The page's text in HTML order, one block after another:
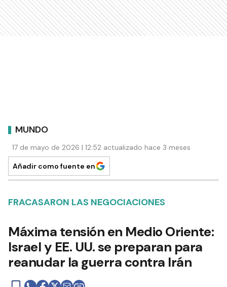
MUNDO
17 de mayo de 2026 | 12:52 actualizado hace 3 meses
Añadir como fuente en
FRACASARON LAS NEGOCIACIONES
Máxima tensión en Medio Oriente:
Israel y EE. UU. se preparan para
reanudar la guerra contra Irán